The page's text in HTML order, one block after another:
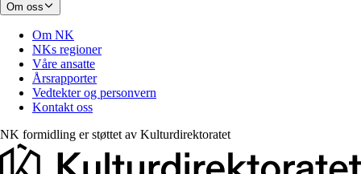
Om oss
Om NK
NKs regioner
Våre ansatte
Årsrapporter
Vedtekter og personvern
Kontakt oss
NK formidling er støttet av Kulturdirektoratet